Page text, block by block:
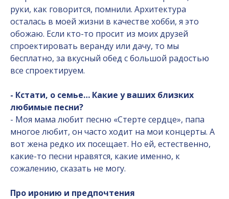
руки, как говорится, помнили. Архитектура
осталась в моей жизни в качестве хобби, я это
обожаю. Если кто-то просит из моих друзей
спроектировать веранду или дачу, то мы
бесплатно, за вкусный обед с большой радостью
все спроектируем.
- Кстати, о семье… Какие у ваших близких
любимые песни?
- Моя мама любит песню «Стерте сердце», папа
многое любит, он часто ходит на мои концерты. А
вот жена редко их посещает. Но ей, естественно,
какие-то песни нравятся, какие именно, к
сожалению, сказать не могу.
Про иронию и предпочтения